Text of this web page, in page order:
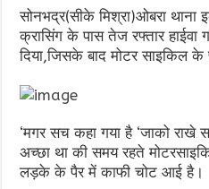
सोनभद्र(सीके मिश्रा)ओबरा थाना
क्रासिंग के पास तेज रफ्तार हाईवा
दिया,जिसके बाद मोटर साइकिल
‘मगर सच कहा गया है ‘जाको राखे
अच्छा था की समय रहते
लड़के के पैर में काफी चोट आई है।